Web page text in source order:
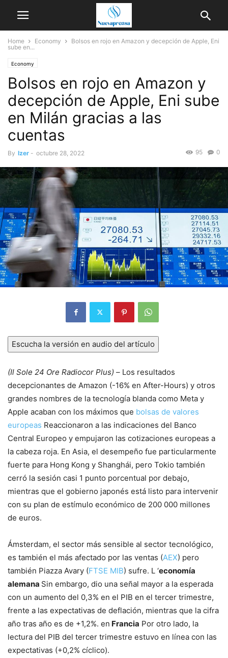
Home Economy
Bolsos en rojo en Amazon y decepción de Apple, Eni
sube en...
Economy
Bolsos en rojo en Amazon y
decepción de Apple, Eni sube
en Milán gracias a las
cuentas
By Izer - octubre 28, 2022 0
95
Escucha la versión en audio del artículo
(Il Sole 24 Ore Radiocor Plus) – Los resultados
decepcionantes de Amazon (-16% en After-Hours) y otros
grandes nombres de la tecnología blanda como Meta y
Apple acaban con los máximos que bolsas de valores
europeas Reaccionaron a las indicaciones del Banco
Central Europeo y empujaron las cotizaciones europeas a
la cabeza roja. En Asia, el desempeño fue particularmente
fuerte para Hong Kong y Shanghái, pero Tokio también
cerró la sesión casi 1 punto porcentual por debajo,
mientras que el gobierno japonés está listo para intervenir
con su plan de estímulo económico de 200 000 millones
de euros.
Ámsterdam, el sector más sensible al sector tecnológico,
es también el más afectado por las ventas (AEX) pero
también Piazza Avary (FTSE MIB) sufre. L ‘economía
alemana Sin embargo, dio una señal mayor a la esperada
con un aumento del 0,3% en el PIB en el tercer trimestre,
frente a las expectativas de deflación, mientras que la cifra
año tras año es de +1,2%. en Francia Por otro lado, la
lectura del PIB del tercer trimestre estuvo en línea con las
expectativas (+0,2% cíclico).